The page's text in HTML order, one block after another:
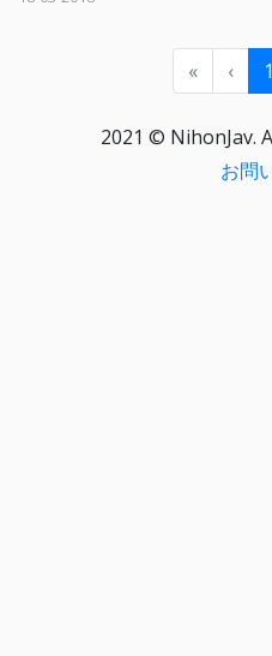
« ‹ 1
2021 © NihonJav.
お問